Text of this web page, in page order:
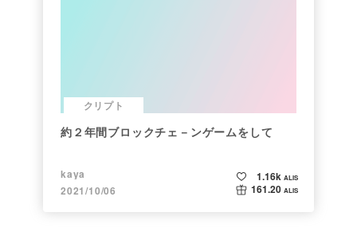
クリプト
約２年間ブロックチェ－ンゲームをして
kaya
2021/10/06
1.16k ALIS
161.20 ALIS